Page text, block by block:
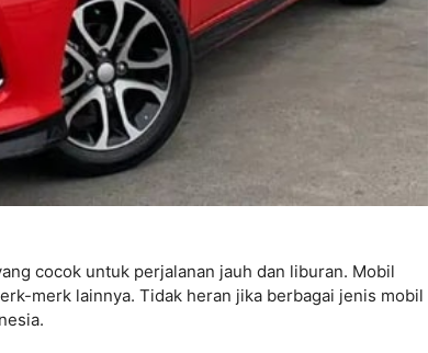
cocok untuk perjalanan jauh dan liburan. Mobil
merk lainnya. Tidak heran jika berbagai jenis mobil